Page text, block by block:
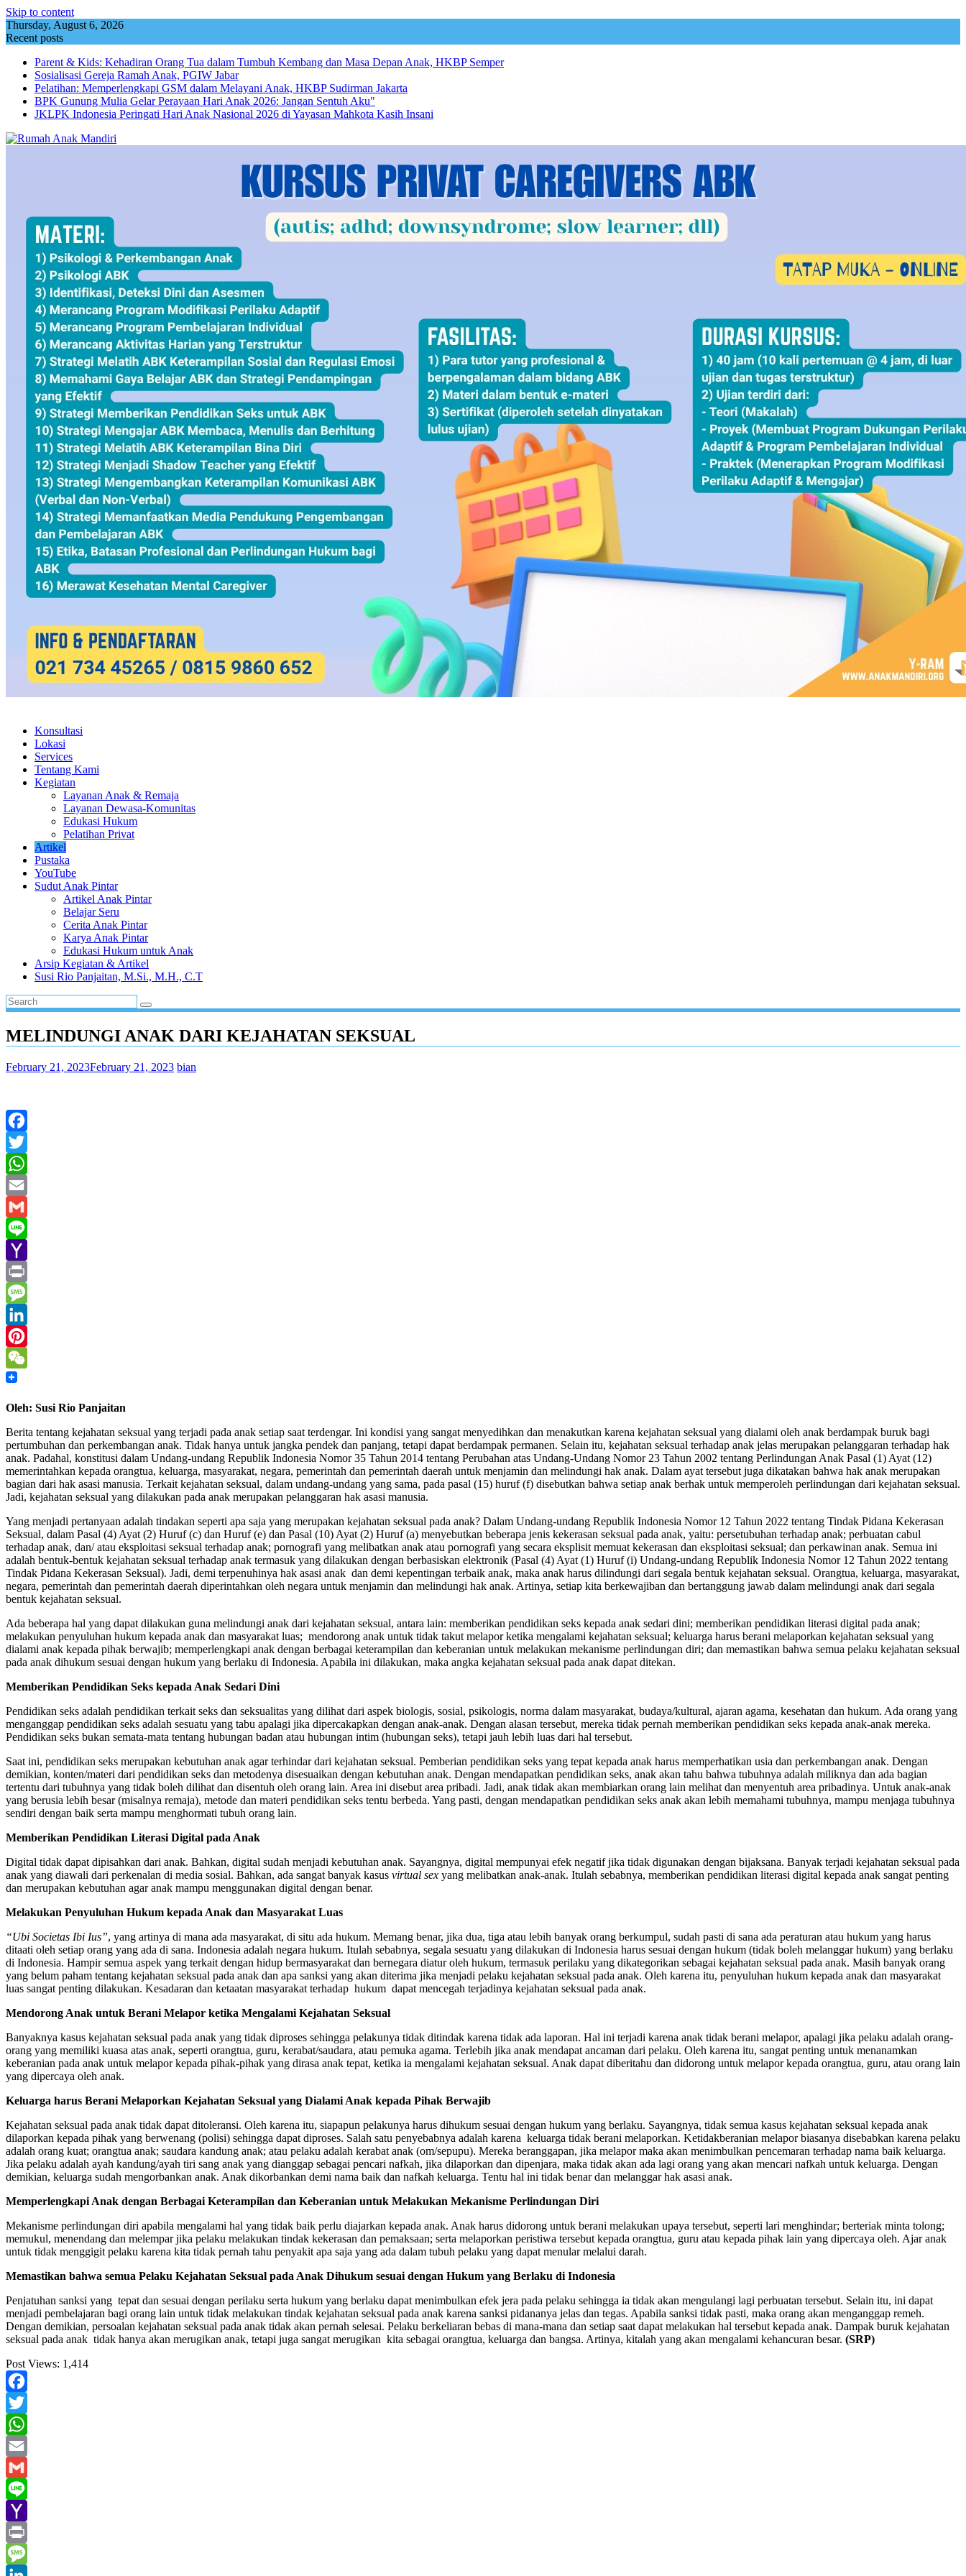
Skip to content
Thursday, August 6, 2026
Recent posts
Parent & Kids: Kehadiran Orang Tua dalam Tumbuh Kembang dan Masa Depan Anak, HKBP Semper
Sosialisasi Gereja Ramah Anak, PGIW Jabar
Pelatihan: Memperlengkapi GSM dalam Melayani Anak, HKBP Sudirman Jakarta
BPK Gunung Mulia Gelar Perayaan Hari Anak 2026: Jangan Sentuh Aku"
JKLPK Indonesia Peringati Hari Anak Nasional 2026 di Yayasan Mahkota Kasih Insani
Konsultasi
Lokasi
Services
Tentang Kami
Kegiatan
Layanan Anak & Remaja
Layanan Dewasa-Komunitas
Edukasi Hukum
Pelatihan Privat
Artikel
Pustaka
YouTube
Sudut Anak Pintar
Artikel Anak Pintar
Belajar Seru
Cerita Anak Pintar
Karya Anak Pintar
Edukasi Hukum untuk Anak
Arsip Kegiatan & Artikel
Susi Rio Panjaitan, M.Si., M.H., C.T
MELINDUNGI ANAK DARI KEJAHATAN SEKSUAL
February 21, 2023February 21, 2023 bian
Facebook
Twitter
WhatsApp
Email
Gmail
Line
Yahoo
Mail
Print
Message
LinkedIn
Pinterest
WeChat
Oleh: Susi Rio Panjaitan
Berita tentang kejahatan seksual yang terjadi pada anak setiap saat terdengar. Ini kondisi yang sangat menyedihkan dan menakutkan karena kejahatan seksual yang dialami oleh anak berdampak buruk bagi
pertumbuhan dan perkembangan anak. Tidak hanya untuk jangka pendek dan panjang, tetapi dapat berdampak permanen. Selain itu, kejahatan seksual terhadap anak jelas merupakan pelanggaran terhadap hak
anak. Padahal, konstitusi dalam Undang-undang Republik Indonesia Nomor 35 Tahun 2014 tentang Perubahan atas Undang-Undang Nomor 23 Tahun 2002 tentang Perlindungan Anak Pasal (1) Ayat (12)
memerintahkan kepada orangtua, keluarga, masyarakat, negara, pemerintah dan pemerintah daerah untuk menjamin dan melindungi hak anak. Dalam ayat tersebut juga dikatakan bahwa hak anak merupakan
bagian dari hak asasi manusia. Terkait kejahatan seksual, dalam undang-undang yang sama, pada pasal (15) huruf (f) disebutkan bahwa setiap anak berhak untuk memperoleh perlindungan dari kejahatan seksual.
Jadi, kejahatan seksual yang dilakukan pada anak merupakan pelanggaran hak asasi manusia.
Yang menjadi pertanyaan adalah tindakan seperti apa saja yang merupakan kejahatan seksual pada anak? Dalam Undang-undang Republik Indonesia Nomor 12 Tahun 2022 tentang Tindak Pidana Kekerasan
Seksual, dalam Pasal (4) Ayat (2) Huruf (c) dan Huruf (e) dan Pasal (10) Ayat (2) Huruf (a) menyebutkan beberapa jenis kekerasan seksual pada anak, yaitu: persetubuhan terhadap anak; perbuatan cabul
terhadap anak, dan/ atau eksploitasi seksual terhadap anak; pornografi yang melibatkan anak atau pornografi yang secara eksplisit memuat kekerasan dan eksploitasi seksual; dan perkawinan anak. Semua ini
adalah bentuk-bentuk kejahatan seksual terhadap anak termasuk yang dilakukan dengan berbasiskan elektronik (Pasal (4) Ayat (1) Huruf (i) Undang-undang Republik Indonesia Nomor 12 Tahun 2022 tentang
Tindak Pidana Kekerasan Seksual). Jadi, demi terpenuhinya hak asasi anak dan demi kepentingan terbaik anak, maka anak harus dilindungi dari segala bentuk kejahatan seksual. Orangtua, keluarga, masyarakat,
negara, pemerintah dan pemerintah daerah diperintahkan oleh negara untuk menjamin dan melindungi hak anak. Artinya, setiap kita berkewajiban dan bertanggung jawab dalam melindungi anak dari segala
bentuk kejahatan seksual.
Ada beberapa hal yang dapat dilakukan guna melindungi anak dari kejahatan seksual, antara lain: memberikan pendidikan seks kepada anak sedari dini; memberikan pendidikan literasi digital pada anak;
melakukan penyuluhan hukum kepada anak dan masyarakat luas; mendorong anak untuk tidak takut melapor ketika mengalami kejahatan seksual; keluarga harus berani melaporkan kejahatan seksual yang
dialami anak kepada pihak berwajib; memperlengkapi anak dengan berbagai keterampilan dan keberanian untuk melakukan mekanisme perlindungan diri; dan memastikan bahwa semua pelaku kejahatan seksual
pada anak dihukum sesuai dengan hukum yang berlaku di Indonesia. Apabila ini dilakukan, maka angka kejahatan seksual pada anak dapat ditekan.
Memberikan Pendidikan Seks kepada Anak Sedari Dini
Pendidikan seks adalah pendidikan terkait seks dan seksualitas yang dilihat dari aspek biologis, sosial, psikologis, norma dalam masyarakat, budaya/kultural, ajaran agama, kesehatan dan hukum. Ada orang yang
menganggap pendidikan seks adalah sesuatu yang tabu apalagi jika dipercakapkan dengan anak-anak. Dengan alasan tersebut, mereka tidak pernah memberikan pendidikan seks kepada anak-anak mereka.
Pendidikan seks bukan semata-mata tentang hubungan badan atau hubungan intim (hubungan seks), tetapi jauh lebih luas dari hal tersebut.
Saat ini, pendidikan seks merupakan kebutuhan anak agar terhindar dari kejahatan seksual. Pemberian pendidikan seks yang tepat kepada anak harus memperhatikan usia dan perkembangan anak. Dengan
demikian, konten/materi dari pendidikan seks dan metodenya disesuaikan dengan kebutuhan anak. Dengan mendapatkan pendidikan seks, anak akan tahu bahwa tubuhnya adalah miliknya dan ada bagian
tertentu dari tubuhnya yang tidak boleh dilihat dan disentuh oleh orang lain. Area ini disebut area pribadi. Jadi, anak tidak akan membiarkan orang lain melihat dan menyentuh area pribadinya. Untuk anak-anak
yang berusia lebih besar (misalnya remaja), metode dan materi pendidikan seks tentu berbeda. Yang pasti, dengan mendapatkan pendidikan seks anak akan lebih memahami tubuhnya, mampu menjaga tubuhnya
sendiri dengan baik serta mampu menghormati tubuh orang lain.
Memberikan Pendidikan Literasi Digital pada Anak
Digital tidak dapat dipisahkan dari anak. Bahkan, digital sudah menjadi kebutuhan anak. Sayangnya, digital mempunyai efek negatif jika tidak digunakan dengan bijaksana. Banyak terjadi kejahatan seksual pada
anak yang diawali dari perkenalan di media sosial. Bahkan, ada sangat banyak kasus virtual sex yang melibatkan anak-anak. Itulah sebabnya, memberikan pendidikan literasi digital kepada anak sangat penting
dan merupakan kebutuhan agar anak mampu menggunakan digital dengan benar.
Melakukan Penyuluhan Hukum kepada Anak dan Masyarakat Luas
“Ubi Societas Ibi Ius”, yang artinya di mana ada masyarakat, di situ ada hukum. Memang benar, jika dua, tiga atau lebih banyak orang berkumpul, sudah pasti di sana ada peraturan atau hukum yang harus
ditaati oleh setiap orang yang ada di sana. Indonesia adalah negara hukum. Itulah sebabnya, segala sesuatu yang dilakukan di Indonesia harus sesuai dengan hukum (tidak boleh melanggar hukum) yang berlaku
di Indonesia. Hampir semua aspek yang terkait dengan hidup bermasyarakat dan bernegara diatur oleh hukum, termasuk perilaku yang dikategorikan sebagai kejahatan seksual pada anak. Masih banyak orang
yang belum paham tentang kejahatan seksual pada anak dan apa sanksi yang akan diterima jika menjadi pelaku kejahatan seksual pada anak. Oleh karena itu, penyuluhan hukum kepada anak dan masyarakat
luas sangat penting dilakukan. Kesadaran dan ketaatan masyarakat terhadap hukum dapat mencegah terjadinya kejahatan seksual pada anak.
Mendorong Anak untuk Berani Melapor ketika Mengalami Kejahatan Seksual
Banyaknya kasus kejahatan seksual pada anak yang tidak diproses sehingga pelakunya tidak ditindak karena tidak ada laporan. Hal ini terjadi karena anak tidak berani melapor, apalagi jika pelaku adalah orang-
orang yang memiliki kuasa atas anak, seperti orangtua, guru, kerabat/saudara, atau pemuka agama. Terlebih jika anak mendapat ancaman dari pelaku. Oleh karena itu, sangat penting untuk menanamkan
keberanian pada anak untuk melapor kepada pihak-pihak yang dirasa anak tepat, ketika ia mengalami kejahatan seksual. Anak dapat diberitahu dan didorong untuk melapor kepada orangtua, guru, atau orang lain
yang dipercaya oleh anak.
Keluarga harus Berani Melaporkan Kejahatan Seksual yang Dialami Anak kepada Pihak Berwajib
Kejahatan seksual pada anak tidak dapat ditoleransi. Oleh karena itu, siapapun pelakunya harus dihukum sesuai dengan hukum yang berlaku. Sayangnya, tidak semua kasus kejahatan seksual kepada anak
dilaporkan kepada pihak yang berwenang (polisi) sehingga dapat diproses. Salah satu penyebabnya adalah karena keluarga tidak berani melaporkan. Ketidakberanian melapor biasanya disebabkan karena pelaku
adalah orang kuat; orangtua anak; saudara kandung anak; atau pelaku adalah kerabat anak (om/sepupu). Mereka beranggapan, jika melapor maka akan menimbulkan pencemaran terhadap nama baik keluarga.
Jika pelaku adalah ayah kandung/ayah tiri sang anak yang dianggap sebagai pencari nafkah, jika dilaporkan dan dipenjara, maka tidak akan ada lagi orang yang akan mencari nafkah untuk keluarga. Dengan
demikian, keluarga sudah mengorbankan anak. Anak dikorbankan demi nama baik dan nafkah keluarga. Tentu hal ini tidak benar dan melanggar hak asasi anak.
Memperlengkapi Anak dengan Berbagai Keterampilan dan Keberanian untuk Melakukan Mekanisme Perlindungan Diri
Mekanisme perlindungan diri apabila mengalami hal yang tidak baik perlu diajarkan kepada anak. Anak harus didorong untuk berani melakukan upaya tersebut, seperti lari menghindar; berteriak minta tolong;
memukul, menendang dan melempar jika pelaku melakukan tindak kekerasan dan pemaksaan; serta melaporkan peristiwa tersebut kepada orangtua, guru atau kepada pihak lain yang dipercaya oleh. Ajar anak
untuk tidak menggigit pelaku karena kita tidak pernah tahu penyakit apa saja yang ada dalam tubuh pelaku yang dapat menular melalui darah.
Memastikan bahwa semua Pelaku Kejahatan Seksual pada Anak Dihukum sesuai dengan Hukum yang Berlaku di Indonesia
Penjatuhan sanksi yang tepat dan sesuai dengan perilaku serta hukum yang berlaku dapat menimbulkan efek jera pada pelaku sehingga ia tidak akan mengulangi lagi perbuatan tersebut. Selain itu, ini dapat
menjadi pembelajaran bagi orang lain untuk tidak melakukan tindak kejahatan seksual pada anak karena sanksi pidananya jelas dan tegas. Apabila sanksi tidak pasti, maka orang akan menganggap remeh.
Dengan demikian, persoalan kejahatan seksual pada anak tidak akan pernah selesai. Pelaku berkeliaran bebas di mana-mana dan setiap saat dapat melakukan hal tersebut kepada anak. Dampak buruk kejahatan
seksual pada anak tidak hanya akan merugikan anak, tetapi juga sangat merugikan kita sebagai orangtua, keluarga dan bangsa. Artinya, kitalah yang akan mengalami kehancuran besar. (SRP)
Post Views: 1,414
Facebook
Twitter
WhatsApp
Email
Gmail
Line
Yahoo
Mail
Print